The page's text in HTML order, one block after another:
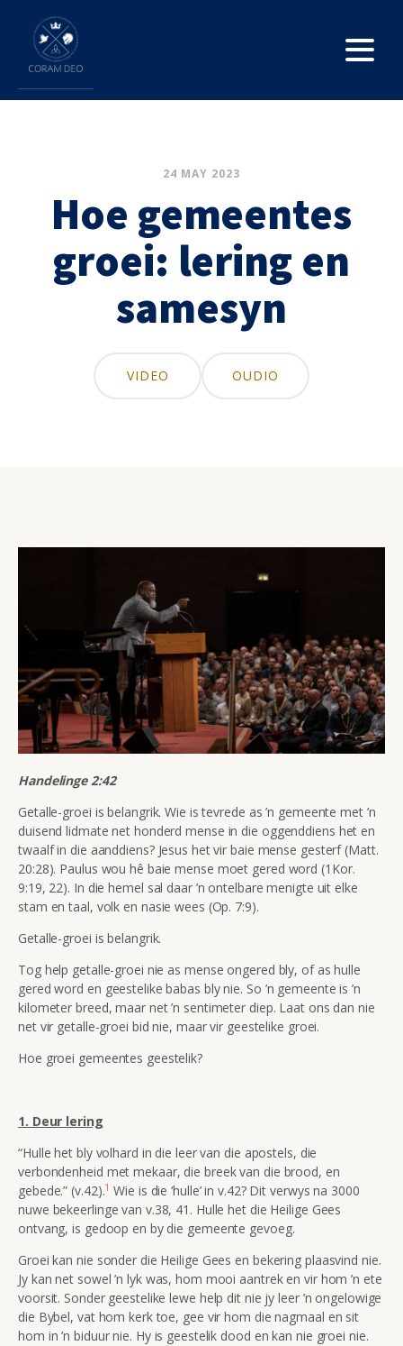
24 MAY 2023
Hoe gemeentes
groei: lering en
samesyn
VIDEO OUDIO
Handelinge 2:42
Getalle-groei is belangrik. Wie is tevrede as ’n gemeente met ’n
duisend lidmate net honderd mense in die oggenddiens het en
twaalf in die aanddiens? Jesus het vir baie mense gesterf (Matt.
20:28). Paulus wou hê baie mense moet gered word (1Kor.
9:19, 22). In die hemel sal daar ’n ontelbare menigte uit elke
stam en taal, volk en nasie wees (Op. 7:9).
Getalle-groei is belangrik.
Tog help getalle-groei nie as mense ongered bly, of as hulle
gered word en geestelike babas bly nie. So ’n gemeente is ’n
kilometer breed, maar net ’n sentimeter diep. Laat ons dan nie
net vir getalle-groei bid nie, maar vir geestelike groei.
Hoe groei gemeentes geestelik?
1. Deur lering
“Hulle het bly volhard in die leer van die apostels, die
verbondenheid met mekaar, die breek van die brood, en
gebede.” (v.42).1 Wie is die ‘hulle’ in v.42? Dit verwys na 3000
nuwe bekeerlinge van v.38, 41. Hulle het die Heilige Gees
ontvang, is gedoop en by die gemeente gevoeg.
Groei kan nie sonder die Heilige Gees en bekering plaasvind nie.
Jy kan net sowel ’n lyk was, hom mooi aantrek en vir hom ’n ete
voorsit. Sonder geestelike lewe help dit nie jy leer ’n ongelowige
die Bybel, vat hom kerk toe, gee vir hom die nagmaal en sit
hom in ’n biduur nie. Hy is geestelik dood en kan nie groei nie.